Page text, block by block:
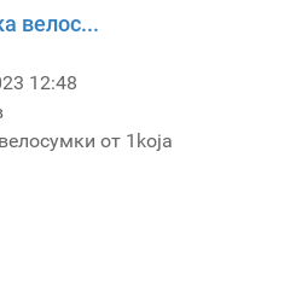
велос...
12:48
от 1koja